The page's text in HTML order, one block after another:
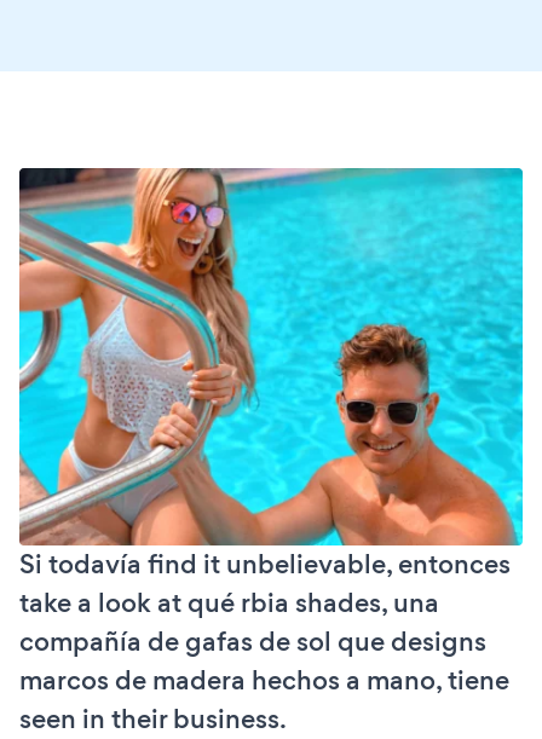
Si todavía find it unbelievable, entonces
take a look at qué rbia shades, una
compañía de gafas de sol que designs
marcos de madera hechos a mano, tiene
seen in their business.